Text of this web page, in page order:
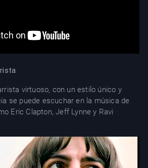
virtuoso, con un estilo único y
se puede escuchar en la música de
Eric Clapton, Jeff Lynne y Ravi